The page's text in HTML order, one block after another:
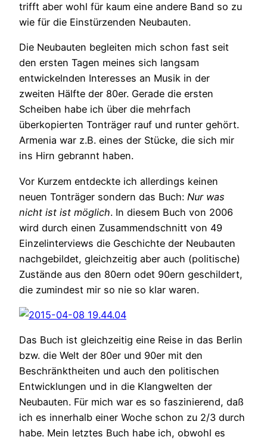
trifft aber wohl für kaum eine andere Band so zu
wie für die Einstürzenden Neubauten.
Die Neubauten begleiten mich schon fast seit
den ersten Tagen meines sich langsam
entwickelnden Interesses an Musik in der
zweiten Hälfte der 80er. Gerade die ersten
Scheiben habe ich über die mehrfach
überkopierten Tonträger rauf und runter gehört.
Armenia war z.B. eines der Stücke, die sich mir
ins Hirn gebrannt haben.
Vor Kurzem entdeckte ich allerdings keinen
neuen Tonträger sondern das Buch: Nur was
nicht ist ist möglich. In diesem Buch von 2006
wird durch einen Zusammendschnitt von 49
Einzelinterviews die Geschichte der Neubauten
nachgebildet, gleichzeitig aber auch (politische)
Zustände aus den 80ern odet 90ern geschildert,
die zumindest mir so nie so klar waren.
Das Buch ist gleichzeitig eine Reise in das Berlin
bzw. die Welt der 80er und 90er mit den
Beschränktheiten und auch den politischen
Entwicklungen und in die Klangwelten der
Neubauten. Für mich war es so faszinierend, daß
ich es innerhalb einer Woche schon zu 2/3 durch
habe. Mein letztes Buch habe ich, obwohl es